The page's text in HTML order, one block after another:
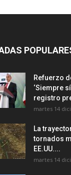
Refuerzo
‘Siempre
registro
martes 14
La
tornados
EE.UU....
martes 14